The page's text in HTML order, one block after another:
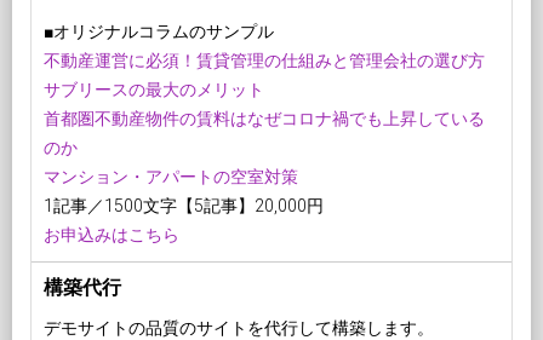
■オリジナルコラムのサンプル
不動産運営に必須！賃貸管理の仕組みと管理会社の選び方
サブリースの最大のメリット
首都圏不動産物件の賃料はなぜコロナ禍でも上昇している
のか
マンション・アパートの空室対策
1記事／1500文字【5記事】20,000円
お申込みはこちら
構築代行
デモサイトの品質のサイトを代行して構築します。